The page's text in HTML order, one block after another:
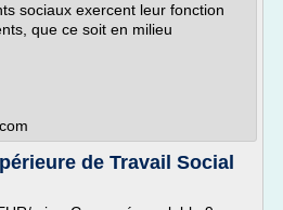
sociaux exercent leur fonction
que ce soit en milieu
de Travail Social